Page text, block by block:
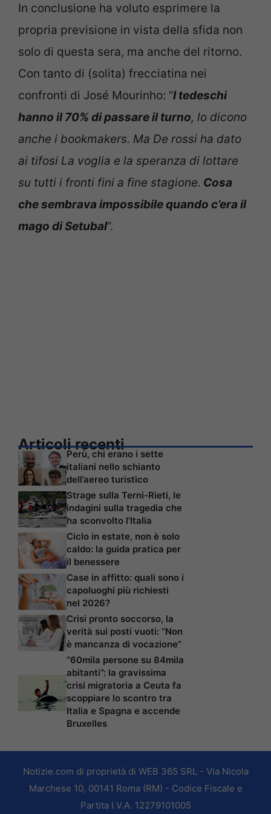
In conclusione ha voluto esprimere la
propria previsione in vista della sfida non
solo di questa sera, ma anche del ritorno.
Con tanto di (solita) frecciatina nei
confronti di José Mourinho: “I tedeschi
hanno il 70% di passare il turno, lo dicono
anche i bookmakers. Ma De rossi ha dato
ai tifosi La voglia e la speranza di lottare
su tutti i fronti fini a fine stagione. Cosa
che sembrava impossibile quando c’era il
mago di Setubal“.
Articoli recenti
Perù, chi erano i sette
italiani nello schianto
dell’aereo turistico
Strage sulla Terni-Rieti, le
indagini sulla tragedia che
ha sconvolto l’Italia
Ciclo in estate, non è solo
caldo: la guida pratica per
il benessere
Case in affitto: quali sono i
capoluoghi più richiesti
nel 2026?
Crisi pronto soccorso, la
verità sui posti vuoti: “Non
è mancanza di vocazione”
“60mila persone su 84mila
abitanti”: la gravissima
crisi migratoria a Ceuta fa
scoppiare lo scontro tra
Italia e Spagna e accende
Bruxelles
Notizie.com di proprietà di WEB 365 SRL - Via Nicola
Marchese 10, 00141 Roma (RM) - Codice Fiscale e
Partita I.V.A. 12279101005